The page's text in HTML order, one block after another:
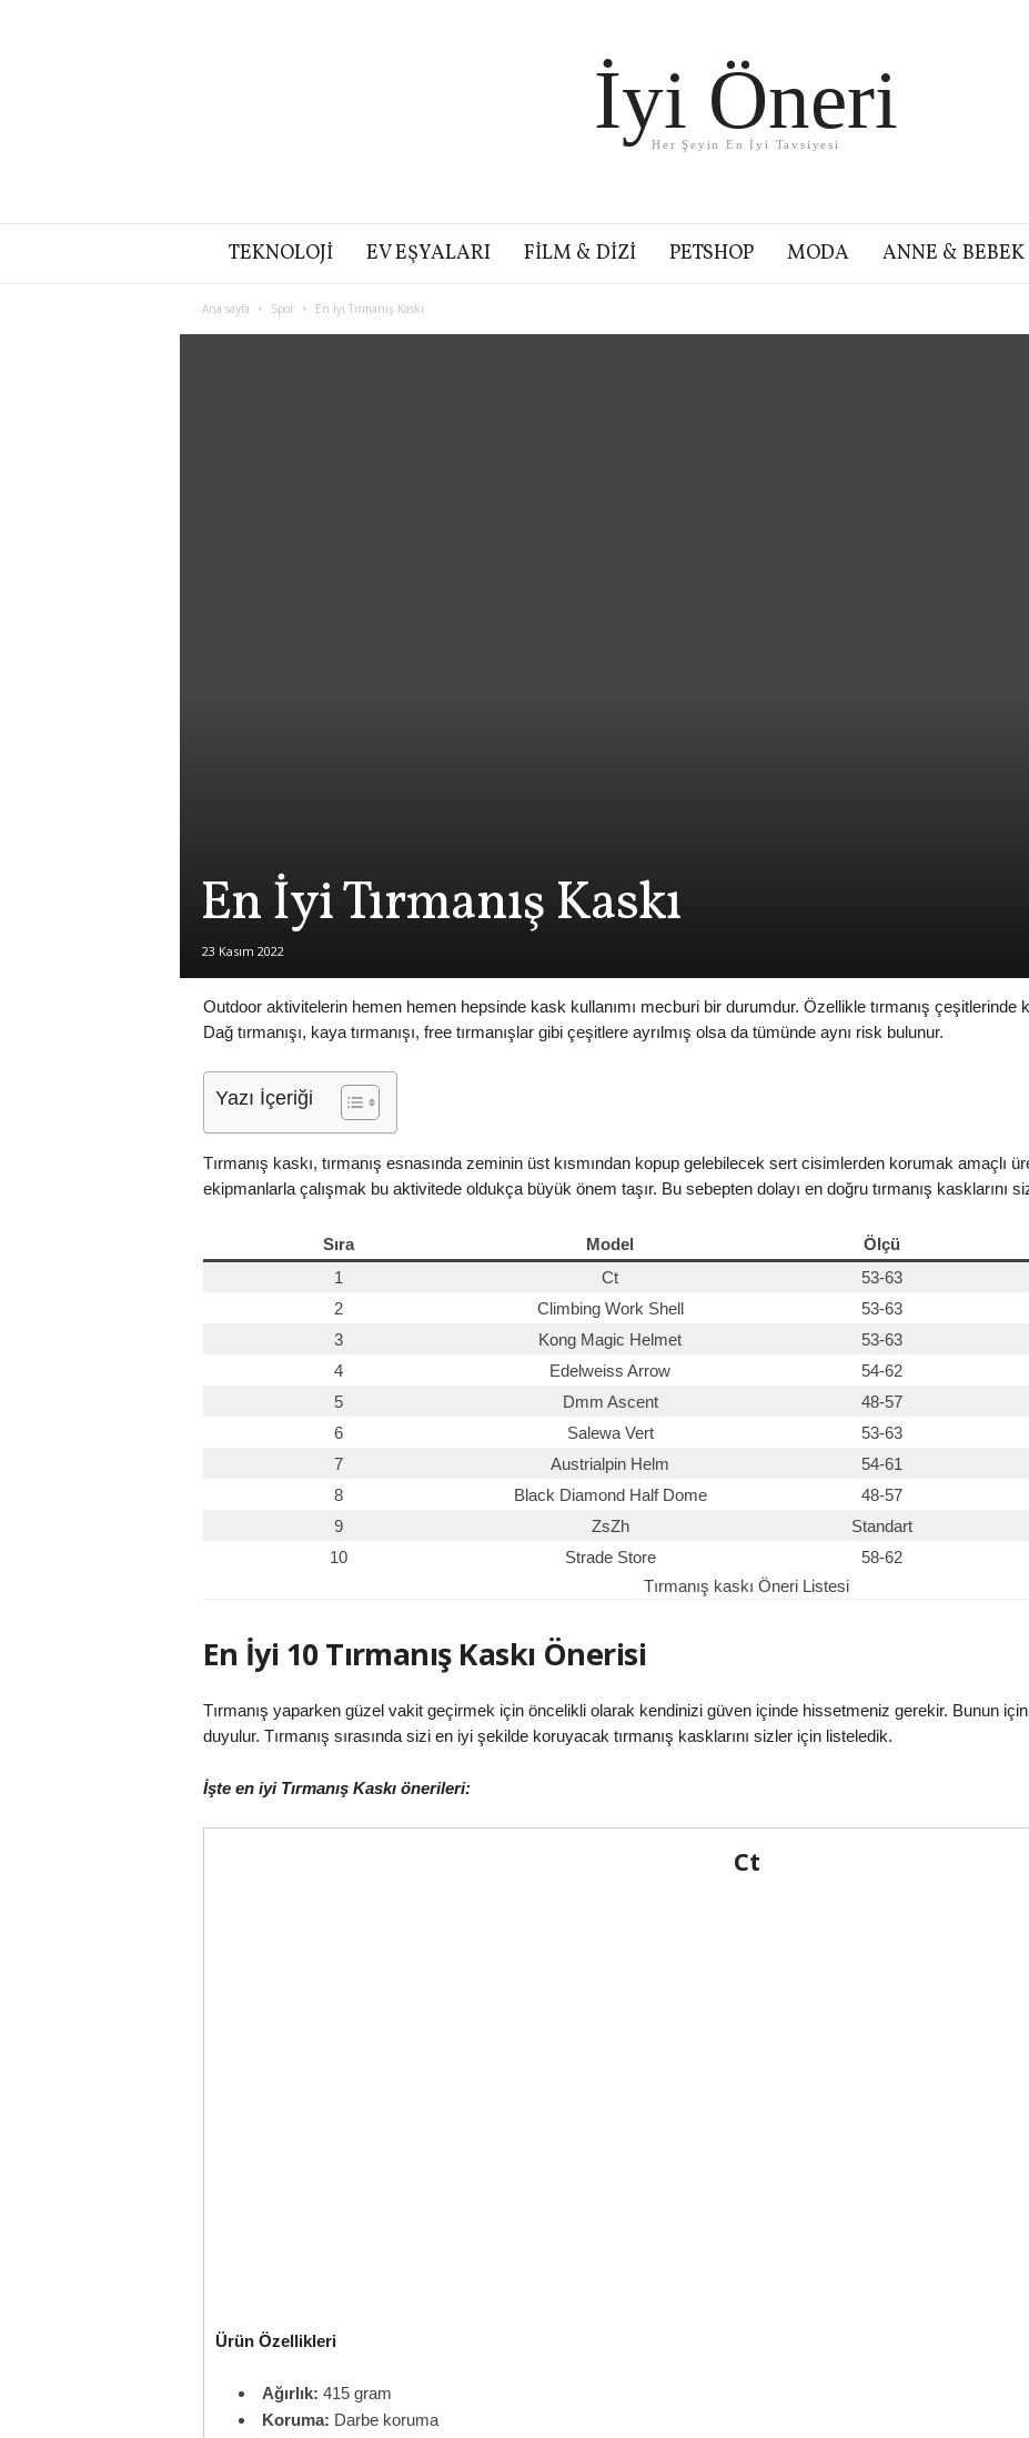
İyi Öneri
Her Şeyin En İyi Tavsiyesi
TEKNOLOJI EV EŞYALARI FILM & DIZI PETSHOP MODA ANNE & BEBEK
Ana sayfa Spor En İyi Tırmanış Kaskı
En İyi Tırmanış Kaskı
23 Kasım 2022
Outdoor aktivitelerin hemen hemen hepsinde kask kullanımı mecburi bir durumdur. Özellikle tırmanış çeşitlerinde
Dağ tırmanışı, kaya tırmanışı, free tırmanışlar gibi çeşitlere ayrılmış olsa da tümünde aynı risk bulunur.
Yazı İçeriği
Tırmanış kaskı, tırmanış esnasında zeminin üst kısmından kopup gelebilecek sert cisimlerden korumak amaçlı
ekipmanlarla çalışmak bu aktivitede oldukça büyük önem taşır. Bu sebepten dolayı en doğru tırmanış kasklarını
Sıra Model Ölçü
1
Ct 53-63
2
Climbing Work Shell 53-63
3
Kong Magic Helmet 53-63
4
Edelweiss Arrow 54-62
5
Dmm Ascent 48-57
6
Salewa Vert 53-63
7
Austrialpin Helm 54-61
8
Black Diamond Half Dome 48-57
9
ZsZh Standart
10
Strade Store 58-62
Tırmanış kaskı Öneri Listesi
En İyi 10 Tırmanış Kaskı Önerisi
Tırmanış yaparken güzel vakit geçirmek için öncelikli olarak kendinizi güven içinde hissetmeniz gerekir. Bunun
duyulur. Tırmanış sırasında sizi en iyi şekilde koruyacak tırmanış kasklarını sizler için listeledik.
İşte en iyi Tırmanış Kaskı önerileri:
Ct
Ürün Özellikleri
Ağırlık: 415 gram
Koruma: Darbe koruma